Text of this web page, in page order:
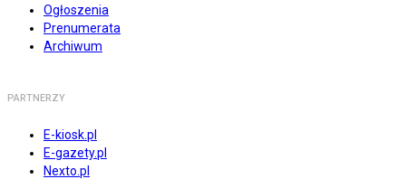
Ogłoszenia
Prenumerata
Archiwum
PARTNERZY
E-kiosk.pl
E-gazety.pl
Nexto.pl